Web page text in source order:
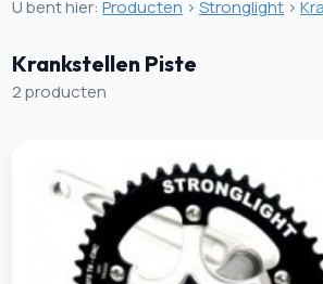
U bent hier:Producten >Stronglight >
Krankstellen Piste
2 producten